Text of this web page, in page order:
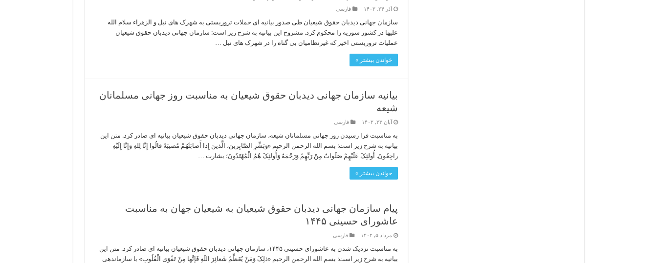
آذر ۲۴, ۱۴۰۲ فارسی
سازمان جهانی دیدبان حقوق شیعیان طی صدور بیانیه ای حملات تروریستی به شهرک های نبل و الزهراء سلام الله
علیها در کشور سوریه را محکوم کرد. مشروح این بیانیه به شرح زیر است: سازمان جهانی دیدبان حقوق شیعیان
عملیات تروریستی اخیر که غیرنظامیان بی گناه را در شهرک های نبل …
خواندن بیشتر »
بیانیه سازمان جهانی دیدبان حقوق شیعیان به مناسبت روز جهانی مسلمانان
شیعه
آبان ۲۳, ۱۴۰۲ فارسی
به مناسبت فرا رسیدن روز جهانی مسلمانان شیعه، سازمان جهانی دیدبان حقوق شیعیان بیانیه ای صادر کرد. متن این
بیانیه به شرح زیر است: بسم الله الرحمن الرحیم «وَبَشِّرِ الصَّابِرینَ، الَّذینَ إِذا أَصابَتْهُمْ مُصیبَهٌ قالُوا إِنَّا لِلهِ وَإِنَّا إِلَیْهِ
راجِعُونَ. أُولئِکَ عَلَیْهِمْ صَلَواتٌ مِنْ رَبِّهِمْ وَرَحْمَهٌ وَأُولئِکَ هُمُ الْمُهْتَدُونَ؛ بشارت …
خواندن بیشتر »
پیام سازمان جهانی دیدبان حقوق شیعیان به شیعیان جهان به مناسبت
عاشورای حسینی ۱۴۴۵
مرداد ۵, ۱۴۰۲ فارسی
به مناسبت نزدیک شدن به عاشورای حسینی ۱۴۴۵، سازمان جهانی دیدبان حقوق شیعیان بیانیه ای صادر کرد. متن این
بیانیه به شرح زیر است: بسم الله الرحمن الرحیم «ذلِکَ وَمَنْ یُعَظِّمْ شَعائِرَ اللَهِ فَإِنَّها مِنْ تَقْوَى الْقُلُوبِ» با سازماندهی